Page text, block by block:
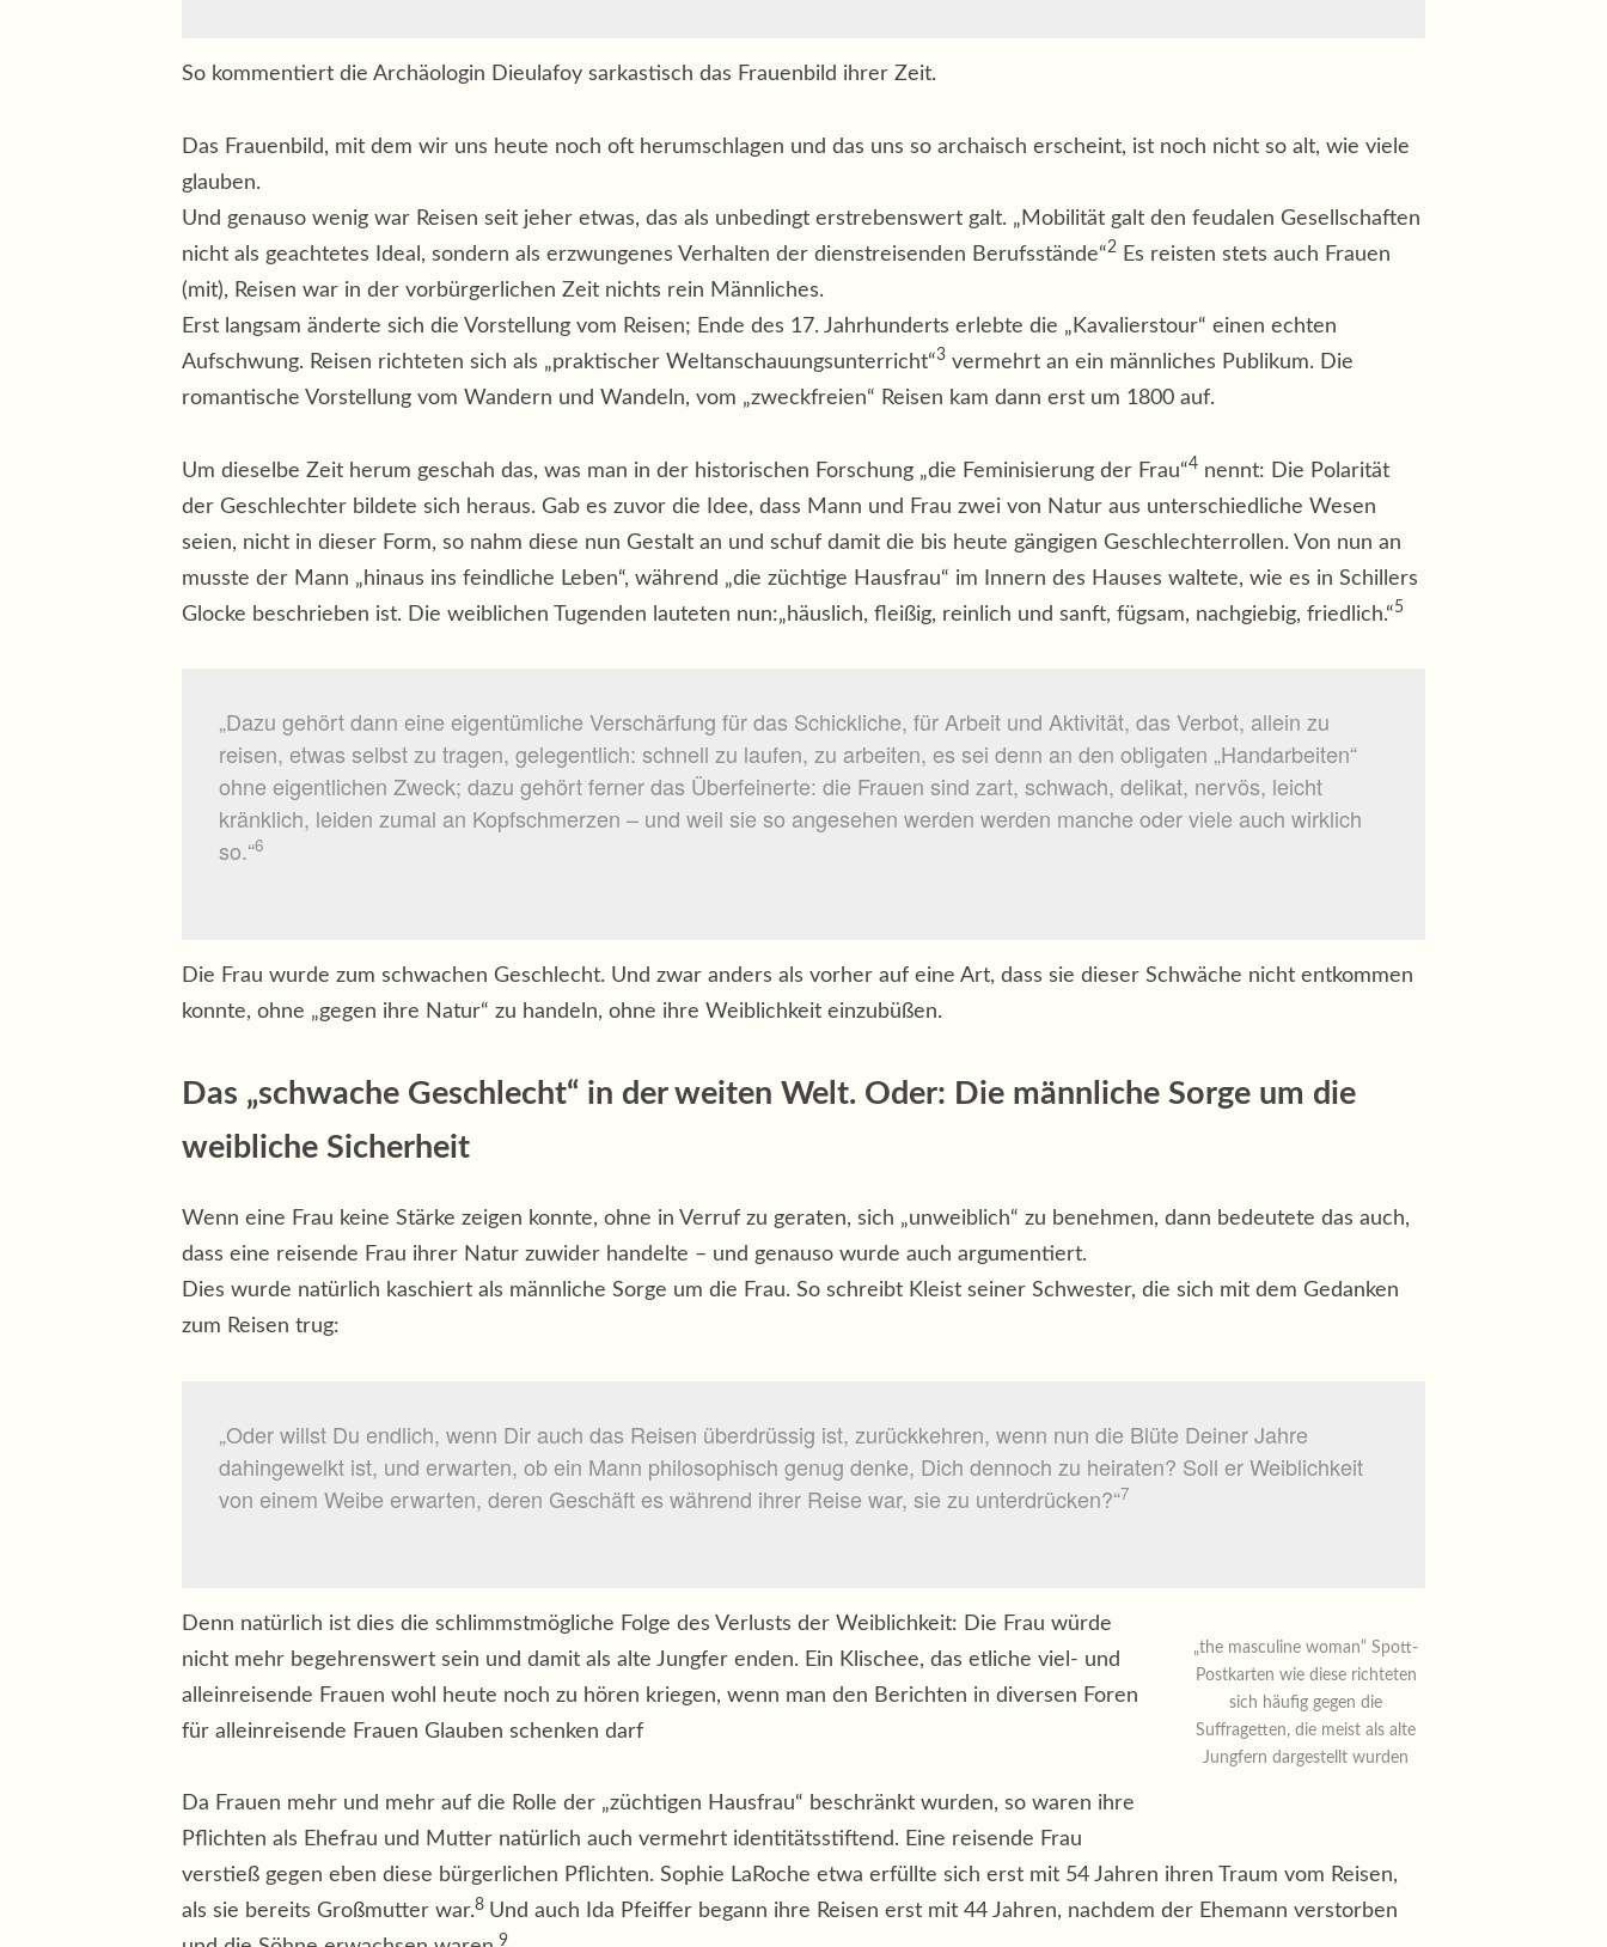
So kommentiert die Archäologin Dieulafoy sarkastisch das Frauenbild ihrer Zeit.
Das Frauenbild, mit dem wir uns heute noch oft herumschlagen und das uns so archaisch erscheint, ist noch nicht so alt, wie viele
glauben.
Und genauso wenig war Reisen seit jeher etwas, das als unbedingt erstrebenswert galt. „Mobilität galt den feudalen Gesellschaften
nicht als geachtetes Ideal, sondern als erzwungenes Verhalten der dienstreisenden Berufsstände“2 Es reisten stets auch Frauen
(mit), Reisen war in der vorbürgerlichen Zeit nichts rein Männliches.
Erst langsam änderte sich die Vorstellung vom Reisen; Ende des 17. Jahrhunderts erlebte die „Kavalierstour“ einen echten
Aufschwung. Reisen richteten sich als „praktischer Weltanschauungsunterricht“3 vermehrt an ein männliches Publikum. Die
romantische Vorstellung vom Wandern und Wandeln, vom „zweckfreien“ Reisen kam dann erst um 1800 auf.
Um dieselbe Zeit herum geschah das, was man in der historischen Forschung „die Feminisierung der Frau“4 nennt: Die Polarität
der Geschlechter bildete sich heraus. Gab es zuvor die Idee, dass Mann und Frau zwei von Natur aus unterschiedliche Wesen
seien, nicht in dieser Form, so nahm diese nun Gestalt an und schuf damit die bis heute gängigen Geschlechterrollen. Von nun an
musste der Mann „hinaus ins feindliche Leben“, während „die züchtige Hausfrau“ im Innern des Hauses waltete, wie es in Schillers
Glocke beschrieben ist. Die weiblichen Tugenden lauteten nun:„häuslich, fleißig, reinlich und sanft, fügsam, nachgiebig, friedlich.“5
„Dazu gehört dann eine eigentümliche Verschärfung für das Schickliche, für Arbeit und Aktivität, das Verbot, allein zu
reisen, etwas selbst zu tragen, gelegentlich: schnell zu laufen, zu arbeiten, es sei denn an den obligaten „Handarbeiten“
ohne eigentlichen Zweck; dazu gehört ferner das Überfeinerte: die Frauen sind zart, schwach, delikat, nervös, leicht
kränklich, leiden zumal an Kopfschmerzen – und weil sie so angesehen werden werden manche oder viele auch wirklich
so.“6
Die Frau wurde zum schwachen Geschlecht. Und zwar anders als vorher auf eine Art, dass sie dieser Schwäche nicht entkommen
konnte, ohne „gegen ihre Natur“ zu handeln, ohne ihre Weiblichkeit einzubüßen.
Das „schwache Geschlecht“ in der weiten Welt. Oder: Die männliche Sorge um die
weibliche Sicherheit
Wenn eine Frau keine Stärke zeigen konnte, ohne in Verruf zu geraten, sich „unweiblich“ zu benehmen, dann bedeutete das auch,
dass eine reisende Frau ihrer Natur zuwider handelte – und genauso wurde auch argumentiert.
Dies wurde natürlich kaschiert als männliche Sorge um die Frau. So schreibt Kleist seiner Schwester, die sich mit dem Gedanken
zum Reisen trug:
„Oder willst Du endlich, wenn Dir auch das Reisen überdrüssig ist, zurückkehren, wenn nun die Blüte Deiner Jahre
dahingewelkt ist, und erwarten, ob ein Mann philosophisch genug denke, Dich dennoch zu heiraten? Soll er Weiblichkeit
von einem Weibe erwarten, deren Geschäft es während ihrer Reise war, sie zu unterdrücken?“7
„the masculine woman“ Spott-
Postkarten wie diese richteten
sich häufig gegen die
Suffragetten, die meist als alte
Jungfern dargestellt wurden
Denn natürlich ist dies die schlimmstmögliche Folge des Verlusts der Weiblichkeit: Die Frau würde
nicht mehr begehrenswert sein und damit als alte Jungfer enden. Ein Klischee, das etliche viel- und
alleinreisende Frauen wohl heute noch zu hören kriegen, wenn man den Berichten in diversen Foren
für alleinreisende Frauen Glauben schenken darf
Da Frauen mehr und mehr auf die Rolle der „züchtigen Hausfrau“ beschränkt wurden, so waren ihre
Pflichten als Ehefrau und Mutter natürlich auch vermehrt identitätsstiftend. Eine reisende Frau
verstieß gegen eben diese bürgerlichen Pflichten. Sophie LaRoche etwa erfüllte sich erst mit 54 Jahren ihren Traum vom Reisen,
als sie bereits Großmutter war.8 Und auch Ida Pfeiffer begann ihre Reisen erst mit 44 Jahren, nachdem der Ehemann verstorben
9